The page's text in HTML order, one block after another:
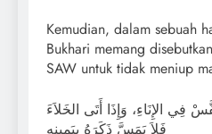
Kemudian, dalam sebuah
Bukhari memang
SAW untuk tidak meniup
فِي الإِنَاءِ، وَإِذَا أَتَى الخَلاَءَ
فَلاَ يَمَسَّ ذَكَرَهُ بِيَمِينِهِ